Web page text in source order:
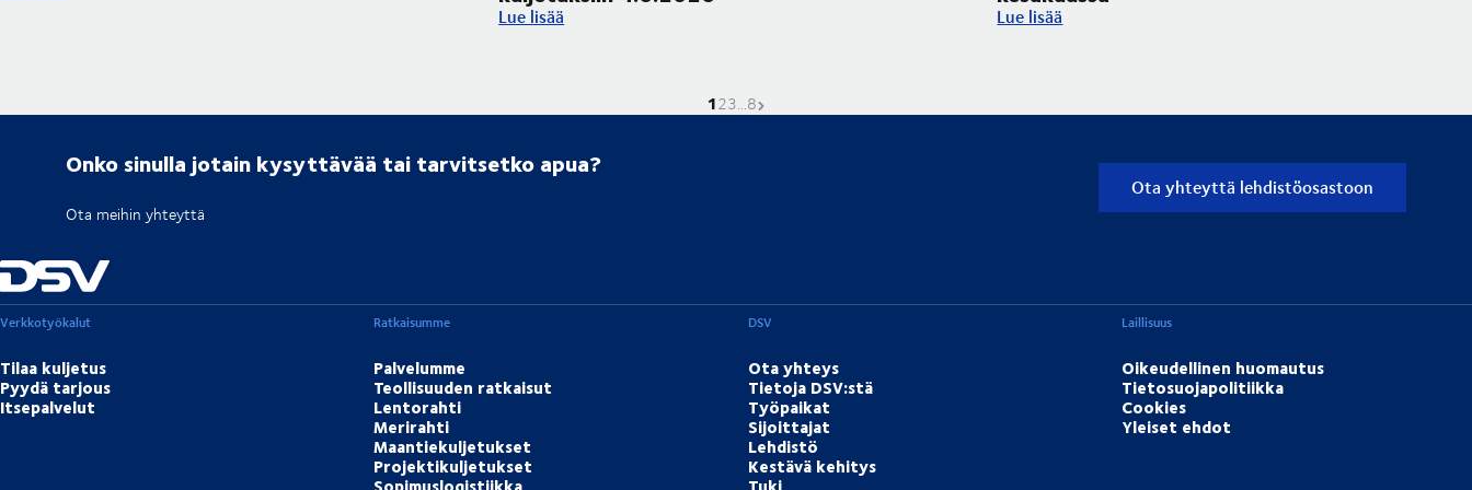
Corpus Christi -pyhäpäivä vaikuttaa kuljetuksiin 4.6.2026
Lue lisää Tornion siltatyö haittaa raskasta liikennettä kesäkuussa
Lue lisää
Nykyinen sivu on
1Mene sivulle
2Mene sivulle
3...Mene sivulle
8Seuraava sivu
Onko sinulla jotain kysyttävää tai tarvitsetko apua?
Ota meihin yhteyttä
Ota yhteyttä lehdistöosastoon
Verkkotyökalut
Tilaa kuljetus
Pyydä tarjous
Itsepalvelut
Ratkaisumme
Palvelumme
Teollisuuden ratkaisut
Lentorahti
Merirahti
Maantiekuljetukset
Projektikuljetukset
DSV
Ota yhteys
Tietoja DSV:stä
Työpaikat
Sijoittajat
Lehdistö
Kestävä kehitys
Laillisuus
Oikeudellinen huomautus
Tietosuojapolitiikka
Cookies
Yleiset ehdot